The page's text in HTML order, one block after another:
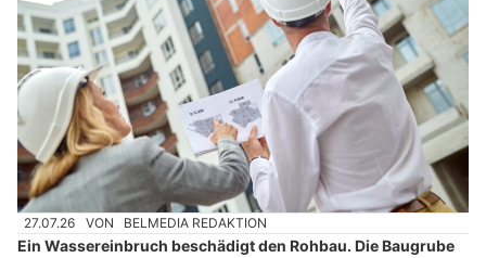
27.07.26 VON BELMEDIA REDAKTION
Ein Wassereinbruch beschädigt den Rohbau. Die Baugrube